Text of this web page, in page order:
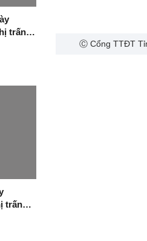
trấn
đạt
trấn
Ⓒ Cổng TTĐT